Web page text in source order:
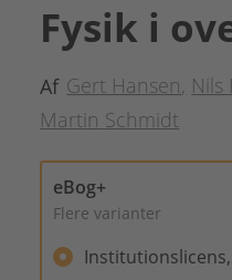
Fysik i
Af Gert Hansen Nils
Martin Schmidt
eBog+
Flere varianter